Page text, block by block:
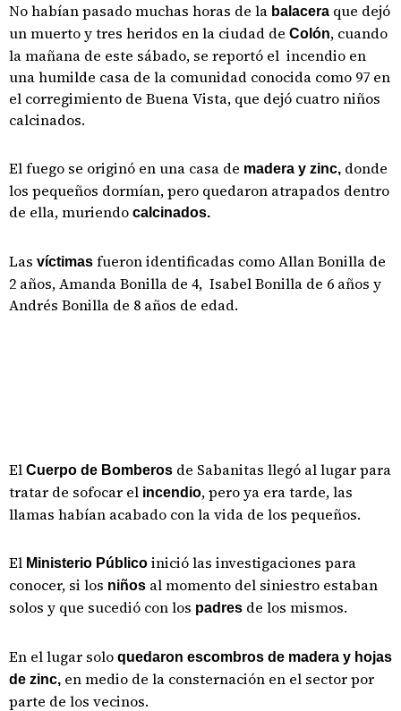
No habían pasado muchas horas de la balacera que dejó
un muerto y tres heridos en la ciudad de Colón, cuando
la mañana de este sábado, se reportó el incendio en
una humilde casa de la comunidad conocida como 97 en
el corregimiento de Buena Vista, que dejó cuatro niños
calcinados.
El fuego se originó en una casa de madera y zinc, donde
los pequeños dormían, pero quedaron atrapados dentro
de ella, muriendo calcinados.
Las víctimas fueron identificadas como Allan Bonilla de
2 años, Amanda Bonilla de 4, Isabel Bonilla de 6 años y
Andrés Bonilla de 8 años de edad.
El Cuerpo de Bomberos de Sabanitas llegó al lugar para
tratar de sofocar el incendio, pero ya era tarde, las
llamas habían acabado con la vida de los pequeños.
El Ministerio Público inició las investigaciones para
conocer, si los niños al momento del siniestro estaban
solos y que sucedió con los padres de los mismos.
En el lugar solo quedaron escombros de madera y hojas
de zinc, en medio de la consternación en el sector por
parte de los vecinos.